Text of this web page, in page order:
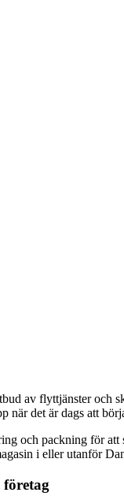
av flyttjänster
när det är dags att
och packning för
i eller utanför